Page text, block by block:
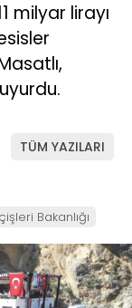
milyar lirayı
TÜM YAZILARI
Bakanlığı